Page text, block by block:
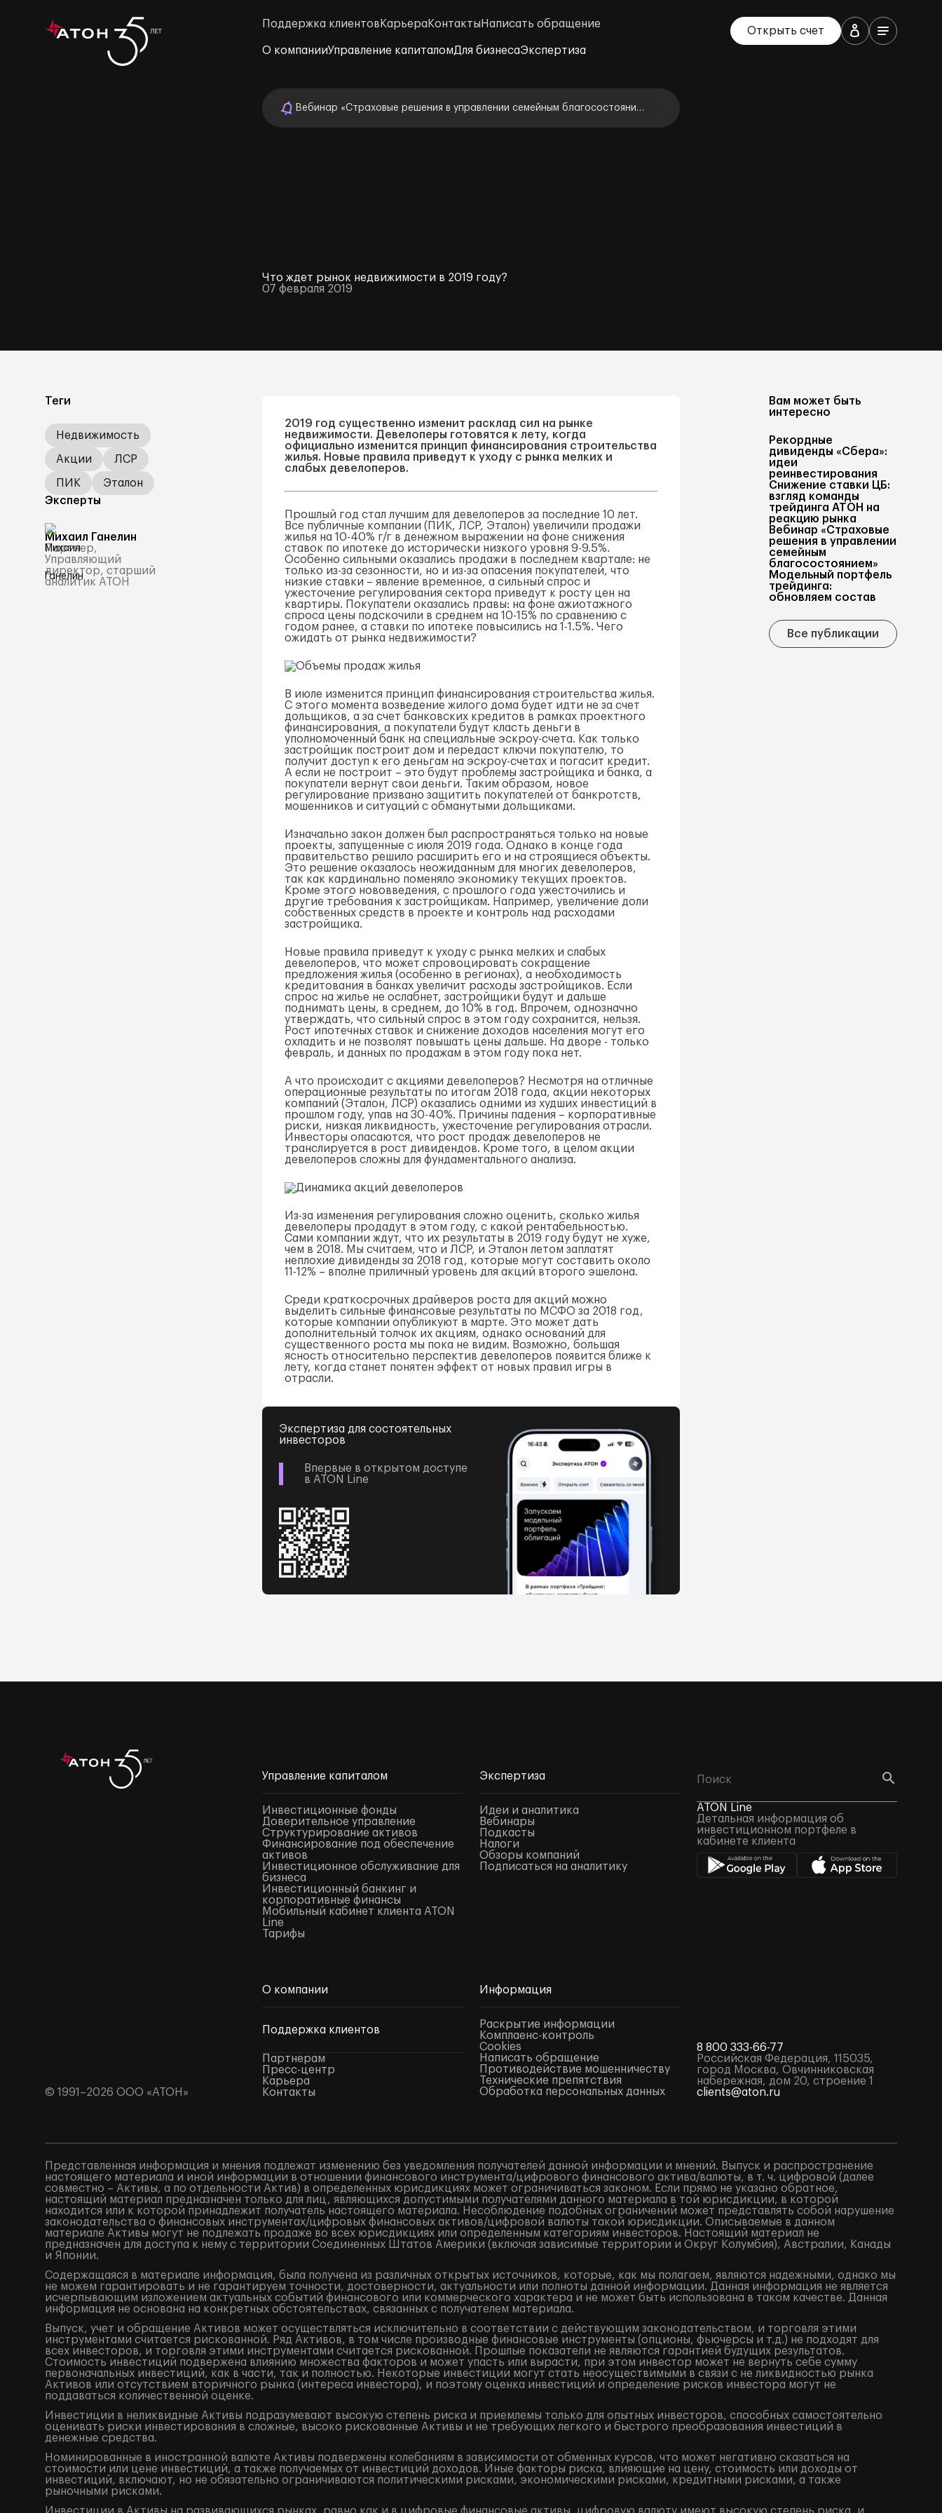
Поддержка клиентов Карьера Контакты Написать обращение
О компанииУправление капиталомДля бизнесаЭкспертиза
Открыть счет
Вебинар «Страховые решения в управлении семейным благосостояние
Что ждет рынок недвижимости в 2019 году?
07 февраля 2019
Теги
Недвижимость
Акции ЛСР
ПИК
Эталон
Эксперты
Михаил Ганелин
Партнер,
Управляющий
директор, старший
аналитик АТОН
2019 год существенно изменит расклад сил на рынке
недвижимости. Девелоперы готовятся к лету, когда
официально изменится принцип финансирования строительства
жилья. Новые правила приведут к уходу с рынка мелких и
слабых девелоперов.
Прошлый год стал лучшим для девелоперов за последние 10 лет.
Все публичные компании (ПИК, ЛСР, Эталон) увеличили продажи
жилья на 10-40% г/г в денежном выражении на фоне снижения
ставок по ипотеке до исторически низкого уровня 9-9.5%.
Особенно сильными оказались продажи в последнем квартале: не
только из-за сезонности, но и из-за опасения покупателей, что
низкие ставки – явление временное, а сильный спрос и
ужесточение регулирования сектора приведут к росту цен на
квартиры. Покупатели оказались правы: на фоне ажиотажного
спроса цены подскочили в среднем на 10-15% по сравнению с
годом ранее, а ставки по ипотеке повысились на 1-1.5%. Чего
ожидать от рынка недвижимости?
В июле изменится принцип финансирования строительства жилья.
С этого момента возведение жилого дома будет идти не за счет
дольщиков, а за счет банковских кредитов в рамках проектного
финансирования, а покупатели будут класть деньги в
уполномоченный банк на специальные эскроу-счета. Как только
застройщик построит дом и передаст ключи покупателю, то
получит доступ к его деньгам на эскроу-счетах и погасит кредит.
А если не построит – это будут проблемы застройщика и банка, а
покупатели вернут свои деньги. Таким образом, новое
регулирование призвано защитить покупателей от банкротств,
мошенников и ситуаций с обманутыми дольщиками.
Изначально закон должен был распространяться только на новые
проекты, запущенные с июля 2019 года. Однако в конце года
правительство решило расширить его и на строящиеся объекты.
Это решение оказалось неожиданным для многих девелоперов,
так как кардинально поменяло экономику текущих проектов.
Кроме этого нововведения, с прошлого года ужесточились и
другие требования к застройщикам. Например, увеличение доли
собственных средств в проекте и контроль над расходами
застройщика.
Новые правила приведут к уходу с рынка мелких и слабых
девелоперов, что может спровоцировать сокращение
предложения жилья (особенно в регионах), а необходимость
кредитования в банках увеличит расходы застройщиков. Если
спрос на жилье не ослабнет, застройщики будут и дальше
поднимать цены, в среднем, до 10% в год. Впрочем, однозначно
утверждать, что сильный спрос в этом году сохранится, нельзя.
Рост ипотечных ставок и снижение доходов населения могут его
охладить и не позволят повышать цены дальше. На дворе - только
февраль, и данных по продажам в этом году пока нет.
А что происходит с акциями девелоперов? Несмотря на отличные
операционные результаты по итогам 2018 года, акции некоторых
компаний (Эталон, ЛСР) оказались одними из худших инвестиций в
прошлом году, упав на 30-40%. Причины падения – корпоративные
риски, низкая ликвидность, ужесточение регулирования отрасли.
Инвесторы опасаются, что рост продаж девелоперов не
транслируется в рост дивидендов. Кроме того, в целом акции
девелоперов сложны для фундаментального анализа.
Из-за изменения регулирования сложно оценить, сколько жилья
девелоперы продадут в этом году, с какой рентабельностью.
Сами компании ждут, что их результаты в 2019 году будут не хуже,
чем в 2018. Мы считаем, что и ЛСР, и Эталон летом заплатят
неплохие дивиденды за 2018 год, которые могут составить около
11-12% – вполне приличный уровень для акций второго эшелона.
Среди краткосрочных драйверов роста для акций можно
выделить сильные финансовые результаты по МСФО за 2018 год,
которые компании опубликуют в марте. Это может дать
дополнительный толчок их акциям, однако оснований для
существенного роста мы пока не видим. Возможно, большая
ясность относительно перспектив девелоперов появится ближе к
лету, когда станет понятен эффект от новых правил игры в
отрасли.
Экспертиза для состоятельных
инвесторов
Впервые в открытом доступе
в ATON Line
Вам может быть
интересно
Рекордные
дивиденды «Сбера»:
идеи
реинвестирования
Снижение ставки ЦБ:
взгляд команды
трейдинга АТОН на
реакцию рынка
Вебинар «Страховые
решения в управлении
семейным
благосостоянием»
Модельный портфель
трейдинга:
обновляем состав
Все публикации
© 1991–2026 ООО «АТОН»
Управление капиталом
Инвестиционные фонды
Доверительное управление
Структурирование активов
Финансирование под обеспечение
активов
Инвестиционное обслуживание для
бизнеса
Инвестиционный банкинг и
корпоративные финансы
Мобильный кабинет клиента ATON
Line
Тарифы
Экспертиза
Идеи и аналитика
Вебинары
Подкасты
Налоги
Обзоры компаний
Подписаться на аналитику
О компании
Поддержка клиентов
Партнерам
Пресс-центр
Карьера
Контакты
Информация
Раскрытие информации
Комплаенс-контроль
Cookies
Написать обращение
Противодействие мошенничеству
Технические препятствия
Обработка персональных данных
ATON Line
Детальная информация об
инвестиционном портфеле в
кабинете клиента
8 800 333-66-77
Российская Федерация, 115035,
город Москва, Овчинниковская
набережная, дом 20, строение 1
clients@aton.ru
Представленная информация и мнения подлежат изменению без уведомления получателей данной информации и мнений. Выпуск и распространение
настоящего материала и иной информации в отношении финансового инструмента/цифрового финансового актива/валюты, в т. ч. цифровой (далее
совместно – Активы, а по отдельности Актив) в определенных юрисдикциях может ограничиваться законом. Если прямо не указано обратное,
настоящий материал предназначен только для лиц, являющихся допустимыми получателями данного материала в той юрисдикции, в которой
находится или к которой принадлежит получатель настоящего материала. Несоблюдение подобных ограничений может представлять собой нарушение
законодательства о финансовых инструментах/цифровых финансовых активов/цифровой валюты такой юрисдикции. Описываемые в данном
материале Активы могут не подлежать продаже во всех юрисдикциях или определенным категориям инвесторов. Настоящий материал не
предназначен для доступа к нему с территории Соединенных Штатов Америки (включая зависимые территории и Округ Колумбия), Австралии, Канады
и Японии.
Содержащаяся в материале информация, была получена из различных открытых источников, которые, как мы полагаем, являются надежными, однако мы
не можем гарантировать и не гарантируем точности, достоверности, актуальности или полноты данной информации. Данная информация не является
исчерпывающим изложением актуальных событий финансового или коммерческого характера и не может быть использована в таком качестве. Данная
информация не основана на конкретных обстоятельствах, связанных с получателем материала.
Выпуск, учет и обращение Активов может осуществляться исключительно в соответствии с действующим законодательством, и торговля этими
инструментами считается рискованной. Ряд Активов, в том числе производные финансовые инструменты (опционы, фьючерсы и т.д.) не подходят для
всех инвесторов, и торговля этими инструментами считается рискованной. Прошлые показатели не являются гарантией будущих результатов.
Стоимость инвестиций подвержена влиянию множества факторов и может упасть или вырасти, при этом инвестор может не вернуть себе сумму
первоначальных инвестиций, как в части, так и полностью. Некоторые инвестиции могут стать неосуществимыми в связи с не ликвидностью рынка
Активов или отсутствием вторичного рынка (интереса инвестора), и поэтому оценка инвестиций и определение рисков инвестора могут не
поддаваться количественной оценке.
Инвестиции в неликвидные Активы подразумевают высокую степень риска и приемлемы только для опытных инвесторов, способных самостоятельно
оценивать риски инвестирования в сложные, высоко рискованные Активы и не требующих легкого и быстрого преобразования инвестиций в
денежные средства.
Номинированные в иностранной валюте Активы подвержены колебаниям в зависимости от обменных курсов, что может негативно сказаться на
стоимости или цене инвестиций, а также получаемых от инвестиций доходов. Иные факторы риска, влияющие на цену, стоимость или доходы от
инвестиций, включают, но не обязательно ограничиваются политическими рисками, экономическими рисками, кредитными рисками, а также
рыночными рисками.